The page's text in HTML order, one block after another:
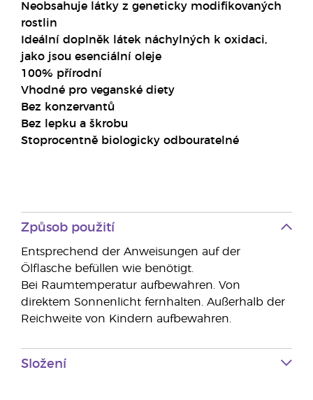
Neobsahuje látky z geneticky modifikovaných
rostlin
Ideální doplněk látek náchylných k oxidaci,
jako jsou esenciální oleje
100% přírodní
Vhodné pro veganské diety
Bez konzervantů
Bez lepku a škrobu
Stoprocentně biologicky odbouratelné
Způsob použití
Entsprechend der Anweisungen auf der
Ölflasche befüllen wie benötigt.
Bei Raumtemperatur aufbewahren. Von
direktem Sonnenlicht fernhalten. Außerhalb der
Reichweite von Kindern aufbewahren.
Složení